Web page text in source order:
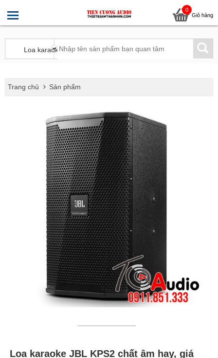
0
Giỏ hàng
Trang chủ Sản phẩm
Loa karaoke JBL KPS2 chất âm hay, giá